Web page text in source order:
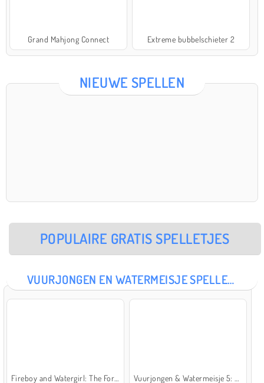
Grand Mahjong Connect Extreme bubbelschieter 2
NIEUWE SPELLEN
POPULAIRE GRATIS SPELLETJES
VUURJONGEN EN WATERMEISJE SPELLETJES